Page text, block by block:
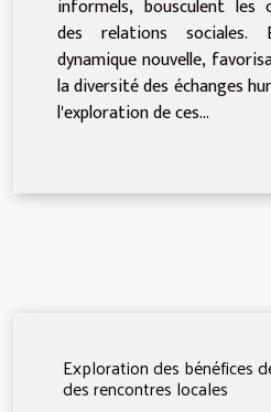
informels, bousculent les
des relations sociales.
dynamique nouvelle,
la diversité des échanges
l'exploration de ces...
Exploration des bénéfices
des rencontres locales